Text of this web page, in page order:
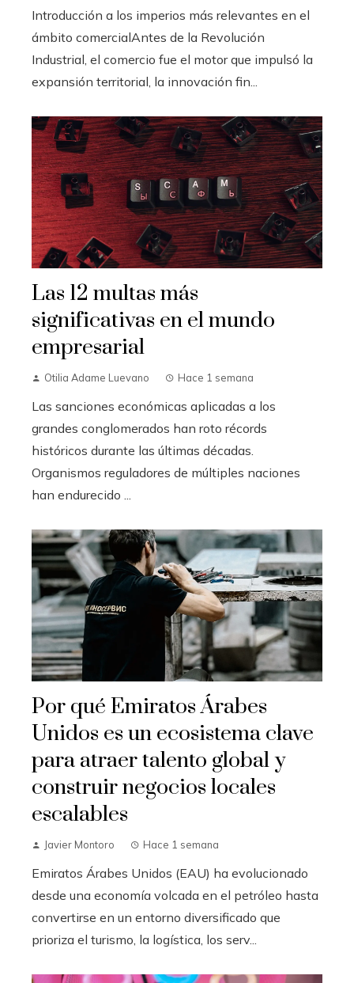
Introducción a los imperios más relevantes en el
ámbito comercialAntes de la Revolución
Industrial, el comercio fue el motor que impulsó la
expansión territorial, la innovación fin...
Las 12 multas más
significativas en el mundo
empresarial
Otilia Adame Luevano Hace 1 semana
Las sanciones económicas aplicadas a los
grandes conglomerados han roto récords
históricos durante las últimas décadas.
Organismos reguladores de múltiples naciones
han endurecido ...
Por qué Emiratos Árabes
Unidos es un ecosistema clave
para atraer talento global y
construir negocios locales
escalables
Javier Montoro Hace 1 semana
Emiratos Árabes Unidos (EAU) ha evolucionado
desde una economía volcada en el petróleo hasta
convertirse en un entorno diversificado que
prioriza el turismo, la logística, los serv...